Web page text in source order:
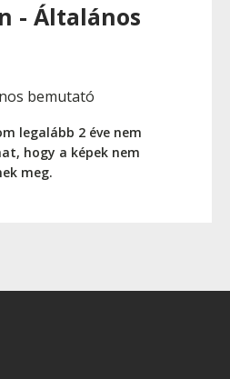
- Általános
bemutató
legalább 2 éve nem
hogy a képek nem
meg.